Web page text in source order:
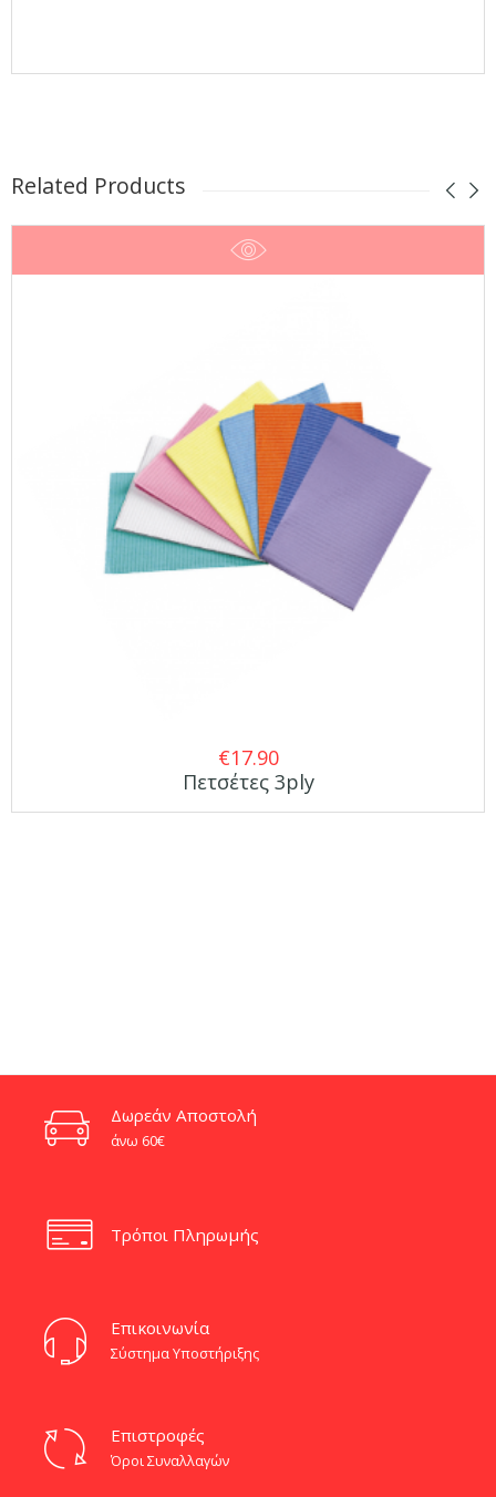
Related Products
€17.90
Πετσέτες 3ply
Δωρεάν Αποστολή
άνω 60€
Τρόποι Πληρωμής
Eπικοινωνία
Σύστημα Υποστήριξης
Επιστροφές
Όροι Συναλλαγών